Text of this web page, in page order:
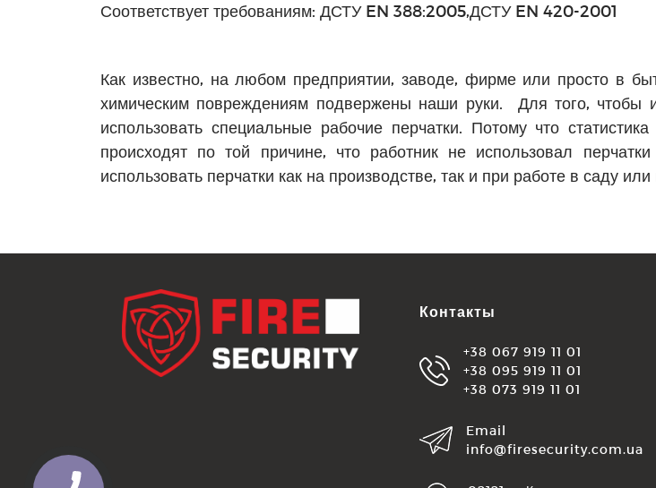
Соответствует требованиям: ДСТУ EN 388:2005,ДСТУ EN 420-2001
Как известно, на любом предприятии, заводе, фирме или просто в
химическим повреждениям подвержены наши руки. Для того, чтобы
использовать специальные рабочие перчатки. Потому что
происходят по той причине, что работник не использовал
использовать перчатки как на производстве, так и при работе в саду или
Контакты
+38 067 919 11 01
+38 095 919 11 01
+38 073 919 11 01
Email
info@firesecurity.com.ua